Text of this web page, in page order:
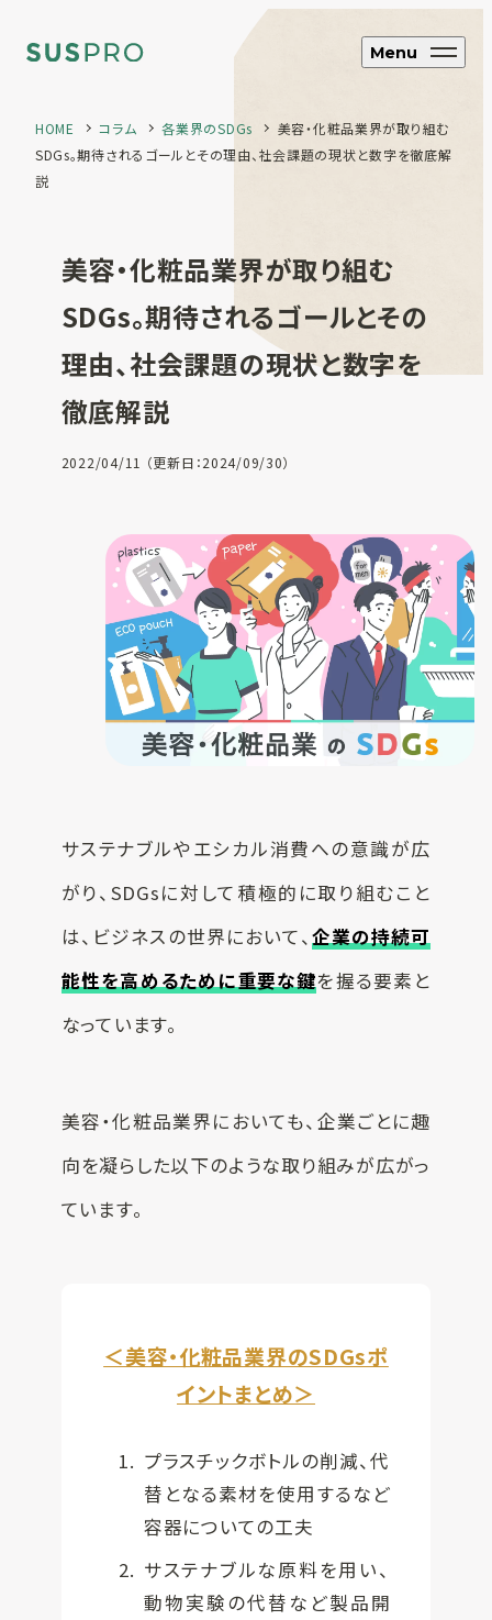
Menu
オリジナルエコグッズ制作 ブランド・企業向け
フルオーダー制
SUSPRO
selection
名入れ可エコグ
ッズ
ホテル・旅館向け
SUS supply
備品・グッズ製
品一覧
オリジナルアメ
ニティ制作
オリジナルグッ
ズ制作
コーヒー粉再利用雑貨
お役立ち情報
コラム
SUSPROとは
ECサイト
お問い合わせ
SUSPRO運営会社
コーポレートサイト
プライバシーポリシー
HOME コラム 各業界のSDGs
美容・化粧品業界が取り組む
SDGs。期待されるゴールとその理由、社会課題の現状と数字を徹底解
説
美容・化粧品業界が取り組む
SDGs。期待されるゴールとその
理由、社会課題の現状と数字を
徹底解説
2022/04/11 （更新日：2024/09/30）
サステナブルやエシカル消費への意識が広
がり、SDGsに対して積極的に取り組むこと
は、ビジネスの世界において、 企業の持続可
能性を高めるために重要な鍵を握る要素と
なっています。
美容・化粧品業界においても、企業ごとに趣
向を凝らした以下のような取り組みが広がっ
ています。
＜美容・化粧品業界のSDGsポ
イントまとめ＞
プラスチックボトルの削減、代
替となる素材を使用するなど
容器についての工夫
サステナブルな原料を用い、
動物実験の代替など製品開